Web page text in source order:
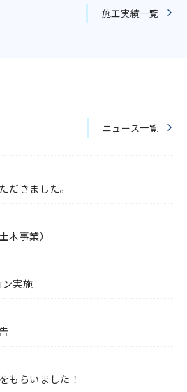
施工実績一覧
ニュース一覧
だきました。
木事業）
実施
もらいました！